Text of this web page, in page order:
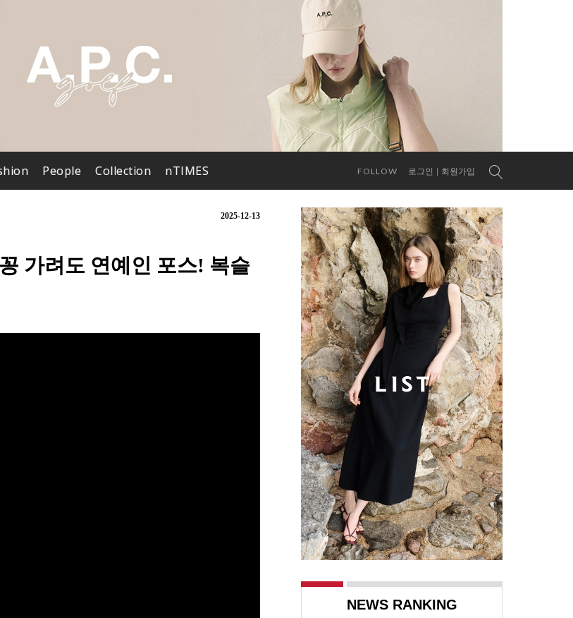
People Collection nTIMES FOLLOW 로그인 회원가입
2025-12-13
가려도 연예인 포스! 복슬
NEWS RANKING